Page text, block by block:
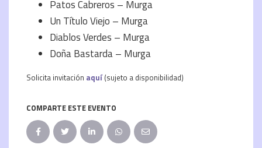
Patos Cabreros – Murga
Un Título Viejo – Murga
Diablos Verdes – Murga
Doña Bastarda – Murga
Solicita invitación aquí (sujeto a disponibilidad)
COMPARTE ESTE EVENTO